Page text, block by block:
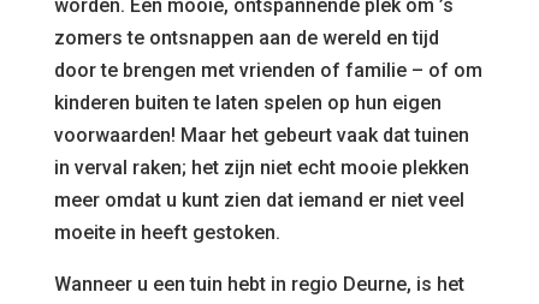
worden. Een mooie, ontspannende plek om ’s
zomers te ontsnappen aan de wereld en tijd
door te brengen met vrienden of familie – of om
kinderen buiten te laten spelen op hun eigen
voorwaarden! Maar het gebeurt vaak dat tuinen
in verval raken; het zijn niet echt mooie plekken
meer omdat u kunt zien dat iemand er niet veel
moeite in heeft gestoken.
Wanneer u een tuin hebt in regio Deurne, is het